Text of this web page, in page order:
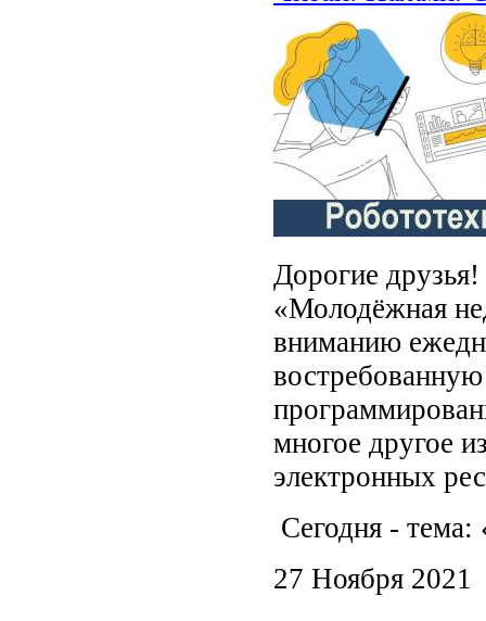
Дорогие
«Молодёжная
вниманию
многое другое
электронных
Сегодня -
27 Ноября 2021